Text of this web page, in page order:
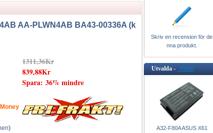
AA-PLWN4AB BA43-00336A (k
)
1311,36Kr
839,88Kr
Spara: 36% mindre
Skriv en recension för de
nna produkt.
Utvalda - [mer]
A32-F80A ASUS X61